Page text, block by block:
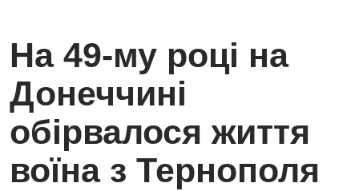
На 49-му році на
Донеччині
обірвалося життя
воїна з Тернополя